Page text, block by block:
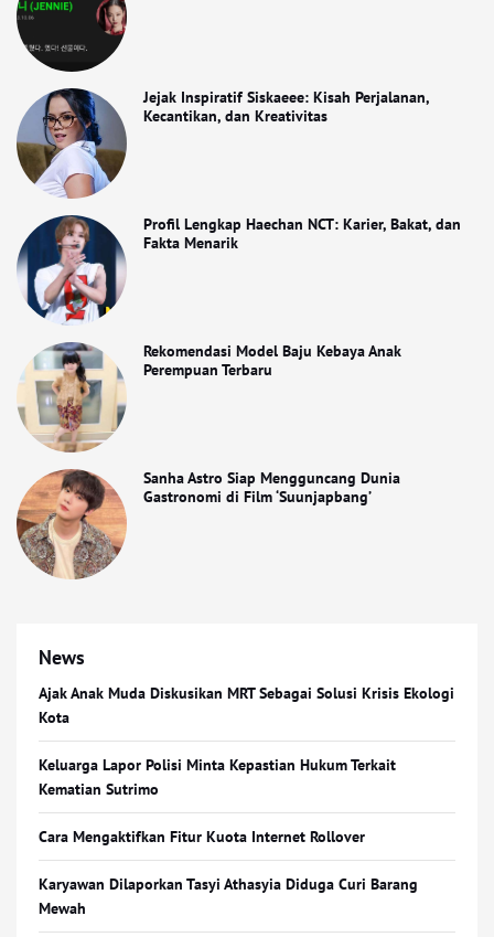
Jejak Inspiratif Siskaeee: Kisah Perjalanan,
Kecantikan, dan Kreativitas
Profil Lengkap Haechan NCT: Karier, Bakat, dan
Fakta Menarik
Rekomendasi Model Baju Kebaya Anak
Perempuan Terbaru
Sanha Astro Siap Mengguncang Dunia
Gastronomi di Film ‘Suunjapbang’
News
Ajak Anak Muda Diskusikan MRT Sebagai Solusi Krisis Ekologi
Kota
Keluarga Lapor Polisi Minta Kepastian Hukum Terkait
Kematian Sutrimo
Cara Mengaktifkan Fitur Kuota Internet Rollover
Karyawan Dilaporkan Tasyi Athasyia Diduga Curi Barang
Mewah